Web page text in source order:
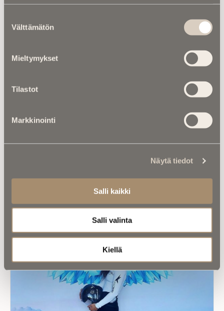
valinta
Välttämätön
Mieltymykset
Tilastot
Markkinointi
Näytä tiedot
Salli kaikki
Salli valinta
Kiellä
Ei enää koskaan
suurta kuolemaa